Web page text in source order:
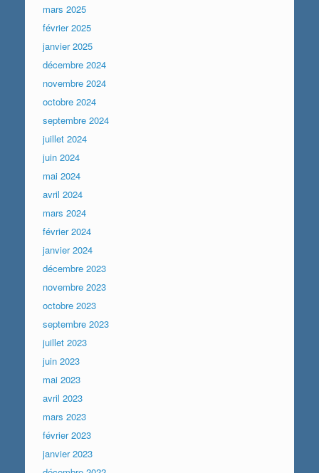
mars 2025
février 2025
janvier 2025
décembre 2024
novembre 2024
octobre 2024
septembre 2024
juillet 2024
juin 2024
mai 2024
avril 2024
mars 2024
février 2024
janvier 2024
décembre 2023
novembre 2023
octobre 2023
septembre 2023
juillet 2023
juin 2023
mai 2023
avril 2023
mars 2023
février 2023
janvier 2023